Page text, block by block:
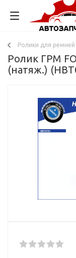
Ролики для
Ролик ГРМ
(натяж.)